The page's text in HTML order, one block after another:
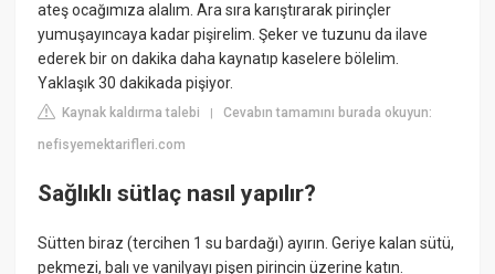
ateş ocağımıza alalım. Ara sıra karıştırarak pirinçler
yumuşayıncaya kadar pişirelim. Şeker ve tuzunu da ilave
ederek bir on dakika daha kaynatıp kaselere bölelim.
Yaklaşık 30 dakikada pişiyor.
Kaynak kaldırma talebi |Cevabın tamamını burada okuyun:
nefisyemektarifleri.com
Sağlıklı sütlaç nasıl yapılır?
Sütten biraz (tercihen 1 su bardağı) ayırın. Geriye kalan sütü,
pekmezi, balı ve vanilyayı pişen pirincin üzerine katın.